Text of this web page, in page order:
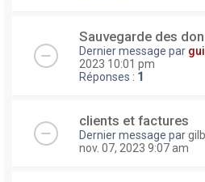
Sauvegarde des
Dernier message par
2023 10:01 pm
Réponses : 1
clients et factures
Dernier message par
nov. 07, 2023 9:07 am